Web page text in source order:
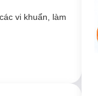
vi khuẩn, làm